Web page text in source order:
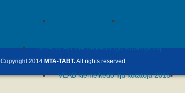
MTA VEAB Kiemelkedő Ifjú Kutatója Díj
VEAB kiemelkedő ifjú kutatója 2015
Copyright 2014 MTA-TABT.All rights reserved